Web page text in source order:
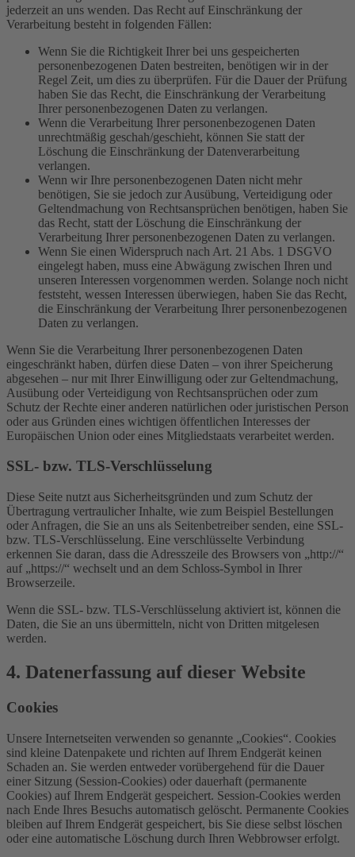
jederzeit an uns wenden. Das Recht auf Einschränkung der
Verarbeitung besteht in folgenden Fällen:
Wenn Sie die Richtigkeit Ihrer bei uns gespeicherten
personenbezogenen Daten bestreiten, benötigen wir in der
Regel Zeit, um dies zu überprüfen. Für die Dauer der Prüfung
haben Sie das Recht, die Einschränkung der Verarbeitung
Ihrer personenbezogenen Daten zu verlangen.
Wenn die Verarbeitung Ihrer personenbezogenen Daten
unrechtmäßig geschah/geschieht, können Sie statt der
Löschung die Einschränkung der Datenverarbeitung
verlangen.
Wenn wir Ihre personenbezogenen Daten nicht mehr
benötigen, Sie sie jedoch zur Ausübung, Verteidigung oder
Geltendmachung von Rechtsansprüchen benötigen, haben Sie
das Recht, statt der Löschung die Einschränkung der
Verarbeitung Ihrer personenbezogenen Daten zu verlangen.
Wenn Sie einen Widerspruch nach Art. 21 Abs. 1 DSGVO
eingelegt haben, muss eine Abwägung zwischen Ihren und
unseren Interessen vorgenommen werden. Solange noch nicht
feststeht, wessen Interessen überwiegen, haben Sie das Recht,
die Einschränkung der Verarbeitung Ihrer personenbezogenen
Daten zu verlangen.
Wenn Sie die Verarbeitung Ihrer personenbezogenen Daten
eingeschränkt haben, dürfen diese Daten – von ihrer Speicherung
abgesehen – nur mit Ihrer Einwilligung oder zur Geltendmachung,
Ausübung oder Verteidigung von Rechtsansprüchen oder zum
Schutz der Rechte einer anderen natürlichen oder juristischen Person
oder aus Gründen eines wichtigen öffentlichen Interesses der
Europäischen Union oder eines Mitgliedstaats verarbeitet werden.
SSL- bzw. TLS-Verschlüsselung
Diese Seite nutzt aus Sicherheitsgründen und zum Schutz der
Übertragung vertraulicher Inhalte, wie zum Beispiel Bestellungen
oder Anfragen, die Sie an uns als Seitenbetreiber senden, eine SSL-
bzw. TLS-Verschlüsselung. Eine verschlüsselte Verbindung
erkennen Sie daran, dass die Adresszeile des Browsers von „http://“
auf „https://“ wechselt und an dem Schloss-Symbol in Ihrer
Browserzeile.
Wenn die SSL- bzw. TLS-Verschlüsselung aktiviert ist, können die
Daten, die Sie an uns übermitteln, nicht von Dritten mitgelesen
werden.
4. Datenerfassung auf dieser Website
Cookies
Unsere Internetseiten verwenden so genannte „Cookies“. Cookies
sind kleine Datenpakete und richten auf Ihrem Endgerät keinen
Schaden an. Sie werden entweder vorübergehend für die Dauer
einer Sitzung (Session-Cookies) oder dauerhaft (permanente
Cookies) auf Ihrem Endgerät gespeichert. Session-Cookies werden
nach Ende Ihres Besuchs automatisch gelöscht. Permanente Cookies
bleiben auf Ihrem Endgerät gespeichert, bis Sie diese selbst löschen
oder eine automatische Löschung durch Ihren Webbrowser erfolgt.